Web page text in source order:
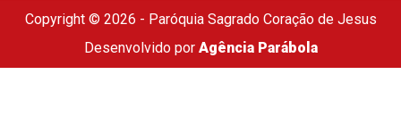
Copyright © 2026 - Paróquia Sagrado Coração de Jesus
Desenvolvido por Agência Parábola